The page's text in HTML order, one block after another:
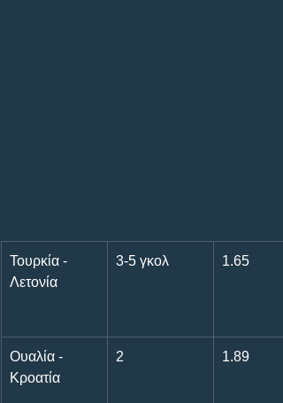
Τουρκία -
Λετονία
3-5 γκολ 1.65
Ουαλία -
Κροατία
2 1.89